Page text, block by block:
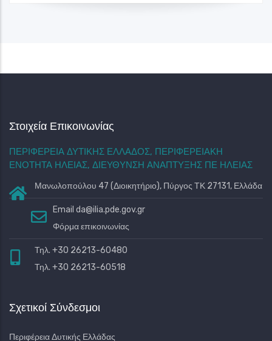
Στοιχεία Επικοινωνίας
ΠΕΡΙΦΕΡΕΙΑ ΔΥΤΙΚΗΣ ΕΛΛΑΔΟΣ, ΠΕΡΙΦΕΡΕΙΑΚΗ
ΕΝΟΤΗΤΑ ΗΛΕΙΑΣ, ΔΙΕΥΘΥΝΣΗ ΑΝΑΠΤΥΞΗΣ ΠΕ ΗΛΕΙΑΣ
Μανωλοπούλου 47 (Διοικητήριο), Πύργος ΤΚ 27131, Ελλάδα
Email da@ilia.pde.gov.gr
Φόρμα επικοινωνίας
Τηλ. +30 26213-60480
Τηλ. +30 26213-60518
Σχετικοί Σύνδεσμοι
Περιφέρεια Δυτικής Ελλάδας